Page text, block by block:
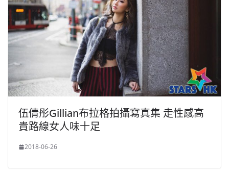
伍倩彤Gillian布拉格拍攝寫真集 走性感高
貴路線女人味十足
2018-06-26